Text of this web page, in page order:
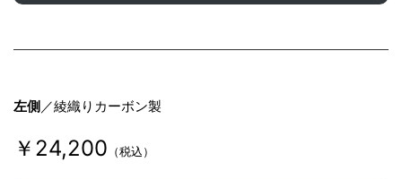
左側 ／綾織りカーボン製
￥24,200 （税込）